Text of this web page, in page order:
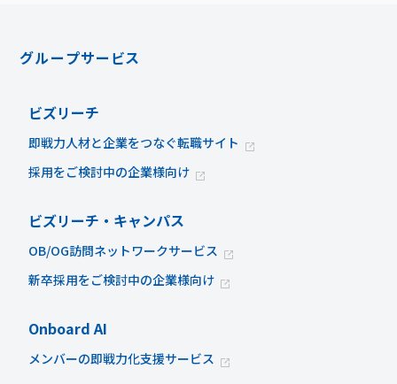
グループサービス
ビズリーチ
即戦力人材と企業をつなぐ転職サイト
採用をご検討中の企業様向け
ビズリーチ・キャンパス
OB/OG訪問ネットワークサービス
新卒採用をご検討中の企業様向け
Onboard AI
メンバーの即戦力化支援サービス